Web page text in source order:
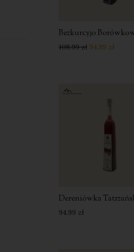
Bezkurcyjo
108.99zł 94.99 zł
Dereniówka
94.99 zł